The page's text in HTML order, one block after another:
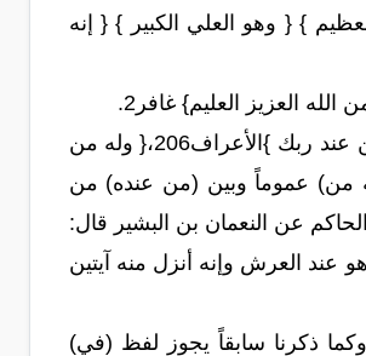
} { وهو العلي الكبير } { إنه
التصريح باختصاص بعض المخلوقات بأنها عنده وأن بعضها أقرب إليه من بعض، قال تعالى:{ إن الذين عند ربك }الأعراف206،{ وله من
هذه الآية نلاحظ الفرق بين (له من) عموماً وبين (من عنده) من
عن النعمان بن البشير قال:
عند العرش وإنه أنزل منه آيتين
بأنه تعالى في السماء والمراد بها العلو، قال تعالى:{ أأمنتم من في السماء } الملك16، وكما ذكرنا سابقاً يجوز لفظ (في)